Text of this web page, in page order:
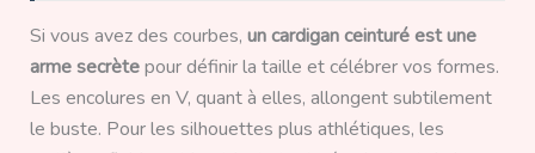
Si vous avez des courbes, un cardigan ceinturé est une
arme secrètepour définir la taille et célébrer vos formes.
Les encolures en V, quant à elles, allongent subtilement
le buste. Pour les silhouettes plus athlétiques, les